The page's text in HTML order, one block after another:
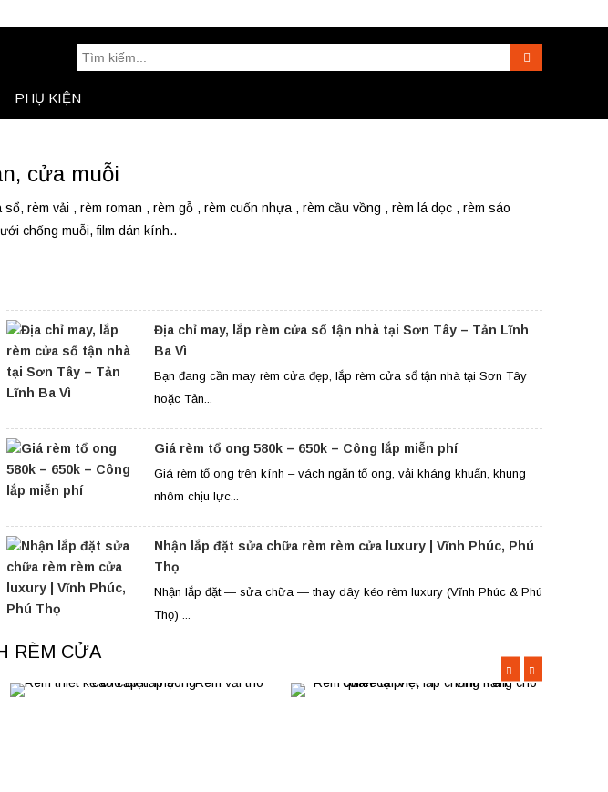
Tìm
Search
PHỤ KIỆN
cửa muỗi
rèm vải , rèm roman , rèm gỗ , rèm cuốn nhựa , rèm cầu vồng , rèm lá dọc , rèm sáo
chống muỗi, film dán kính..
Địa chỉ may, lắp rèm cửa sổ tận nhà tại Sơn Tây – Tản Lĩnh
Ba Vì
Bạn đang cần may rèm cửa đẹp, lắp rèm cửa sổ tận nhà tại Sơn Tây
hoặc Tản...
Giá rèm tổ ong 580k – 650k – Công lắp miễn phí
Giá rèm tổ ong trên kính – vách ngăn tổ ong, vải kháng khuẩn, khung
nhôm chịu lực...
Nhận lắp đặt sửa chữa rèm rèm cửa luxury | Vĩnh Phúc, Phú
Thọ
Nhận lắp đặt — sửa chữa — thay dây kéo rèm luxury (Vĩnh Phúc & Phú
Thọ) ...
RÈM CỬA